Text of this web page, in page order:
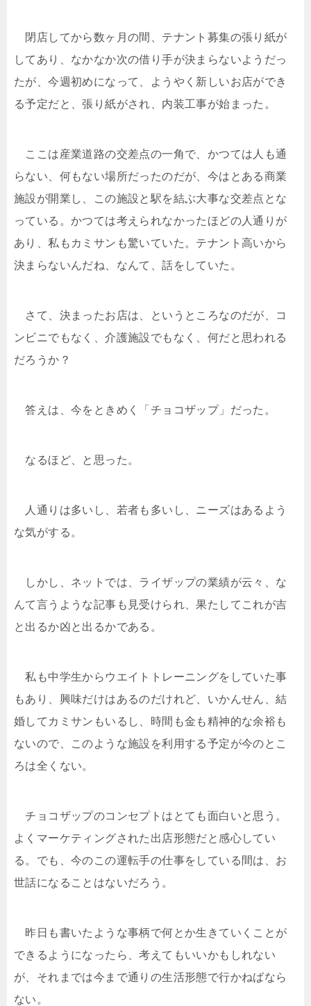
閉店してから数ヶ月の間、テナント募集の張り紙が
してあり、なかなか次の借り手が決まらないようだっ
たが、今週初めになって、ようやく新しいお店ができ
る予定だと、張り紙がされ、内装工事が始まった。
ここは産業道路の交差点の一角で、かつては人も通
らない、何もない場所だったのだが、今はとある商業
施設が開業し、この施設と駅を結ぶ大事な交差点とな
っている。かつては考えられなかったほどの人通りが
あり、私もカミサンも驚いていた。テナント高いから
決まらないんだね、なんて、話をしていた。
さて、決まったお店は、というところなのだが、コ
ンビニでもなく、介護施設でもなく、何だと思われる
だろうか？
答えは、今をときめく「チョコザップ」だった。
なるほど、と思った。
人通りは多いし、若者も多いし、ニーズはあるよう
な気がする。
しかし、ネットでは、ライザップの業績が云々、な
んて言うような記事も見受けられ、果たしてこれが吉
と出るか凶と出るかである。
私も中学生からウエイトトレーニングをしていた事
もあり、興味だけはあるのだけれど、いかんせん、結
婚してカミサンもいるし、時間も金も精神的な余裕も
ないので、このような施設を利用する予定が今のとこ
ろは全くない。
チョコザップのコンセプトはとても面白いと思う。
よくマーケティングされた出店形態だと感心してい
る。でも、今のこの運転手の仕事をしている間は、お
世話になることはないだろう。
昨日も書いたような事柄で何とか生きていくことが
できるようになったら、考えてもいいかもしれない
が、それまでは今まで通りの生活形態で行かねばなら
ない。